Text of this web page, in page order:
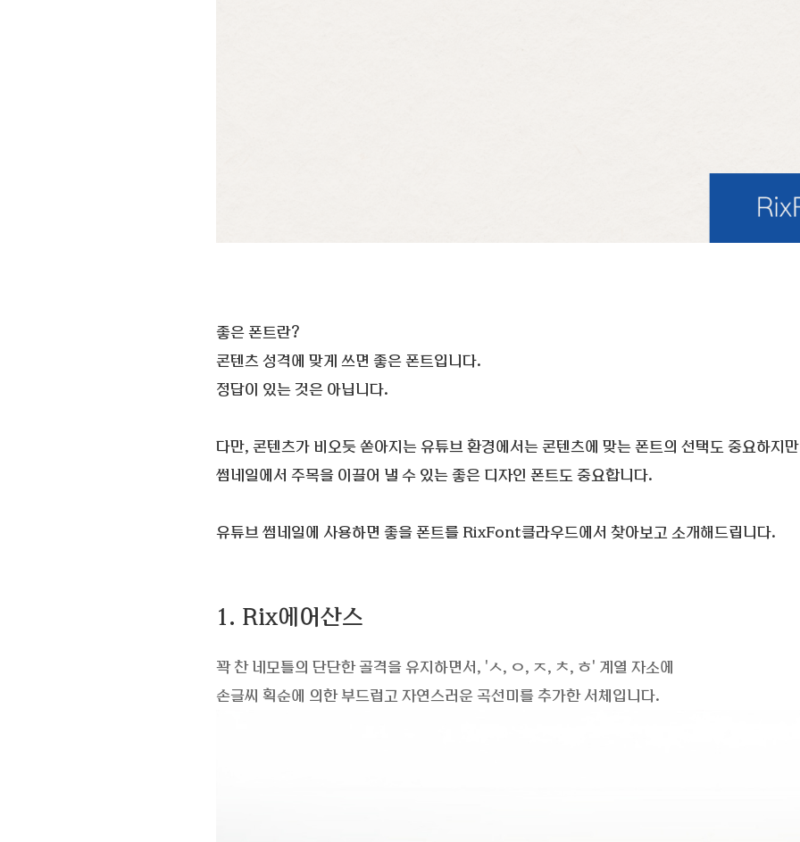
좋은 폰트란?
콘텐츠 성격에 맞게 쓰면 좋은 폰트입니다.
정답이 있는 것은 아닙니다.
다만, 콘텐츠가 비오듯 쏟아지는 유튜브 환경에서는 콘텐츠에 맞는 폰트의 선택도 중요하지
썸네일에서 주목을 이끌어 낼 수 있는 좋은 디자인 폰트도 중요합니다.
유튜브 썸네일에 사용하면 좋을 폰트를 RixFont클라우드에서 찾아보고 소개해드립니다.
1. Rix에어산스
꽉 찬 네모틀의 단단한 골격을 유지하면서, 'ㅅ, ㅇ, ㅈ, ㅊ, ㅎ' 계열 자소에
손글씨 획순에 의한 부드럽고 자연스러운 곡선미를 추가한 서체입니다.